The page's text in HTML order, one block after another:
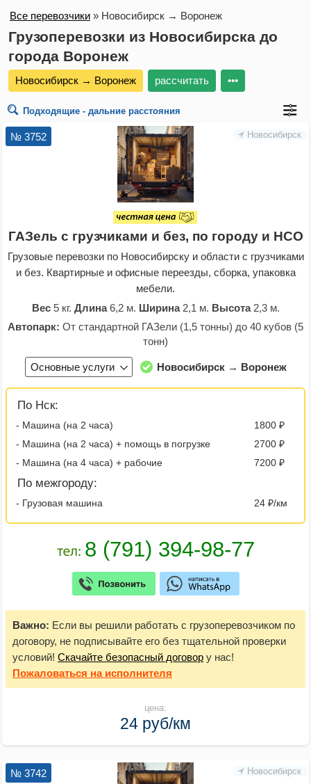
Все перевозчики » Новосибирск → Воронеж
Грузоперевозки из Новосибирска до
города Воронеж
Новосибирск → Воронеж рассчитать •••
Подходящие - дальние расстояния
Новосибирск
№ 3752
ГАЗель с грузчиками и без, по городу и НСО
Грузовые перевозки по Новосибирску и области с грузчиками
и без. Квартирные и офисные переезды, сборка, упаковка
мебели.
Вес5 кг. Длина6,2 м. Ширина2,1 м. Высота2,3 м.
Автопарк: От стандартной ГАЗели (1,5 тонны) до 40 кубов (5
тонн)
Основные услуги Новосибирск → Воронеж
По Нск:
- Машина (на 2 часа)
1800 ₽
- Машина (на 2 часа) + помощь в погрузке
2700 ₽
- Машина (на 4 часа) + рабочие
7200 ₽
По межгороду:
- Грузовая машина 24 ₽/км
Важно: Если вы решили работать с грузоперевозчиком по
договору, не подписывайте его без тщательной проверки
условий! Скачайте безопасный договор у нас!
Пожаловаться на исполнителя
цена:
24 руб/км
Новосибирск
№ 3742